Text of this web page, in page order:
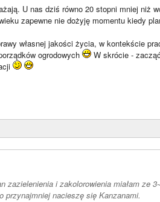
U nas dziś równo 20 stopni mniej niż
zapewne nie dożyję momentu kiedy
własnej jakości życia, w kontekście
ogrodowych
W skrócie -
zazielenienia i zakolorowienia miałam ze
przynajmniej nacieszę się Kanzanami.